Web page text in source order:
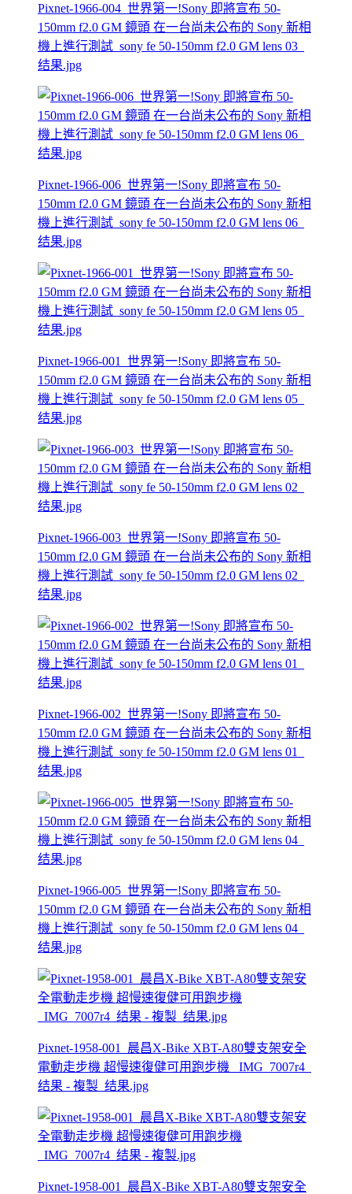
Pixnet-1966-004_世界第一!Sony 即將宣布 50-
150mm f2.0 GM 鏡頭 在一台尚未公布的 Sony 新相
機上進行測試_sony fe 50-150mm f2.0 GM lens 03_
结果.jpg
Pixnet-1966-006_世界第一!Sony 即將宣布 50-
150mm f2.0 GM 鏡頭 在一台尚未公布的 Sony 新相
機上進行測試_sony fe 50-150mm f2.0 GM lens 06_
结果.jpg
Pixnet-1966-001_世界第一!Sony 即將宣布 50-
150mm f2.0 GM 鏡頭 在一台尚未公布的 Sony 新相
機上進行測試_sony fe 50-150mm f2.0 GM lens 05_
结果.jpg
Pixnet-1966-003_世界第一!Sony 即將宣布 50-
150mm f2.0 GM 鏡頭 在一台尚未公布的 Sony 新相
機上進行測試_sony fe 50-150mm f2.0 GM lens 02_
结果.jpg
Pixnet-1966-002_世界第一!Sony 即將宣布 50-
150mm f2.0 GM 鏡頭 在一台尚未公布的 Sony 新相
機上進行測試_sony fe 50-150mm f2.0 GM lens 01_
结果.jpg
Pixnet-1966-005_世界第一!Sony 即將宣布 50-
150mm f2.0 GM 鏡頭 在一台尚未公布的 Sony 新相
機上進行測試_sony fe 50-150mm f2.0 GM lens 04_
结果.jpg
Pixnet-1958-001_晨昌X-Bike XBT-A80雙支架安全
電動走步機 超慢速復健可用跑步機 _IMG_7007r4_
结果 - 複製_结果.jpg
Pixnet-1958-001_晨昌X-Bike XBT-A80雙支架安全